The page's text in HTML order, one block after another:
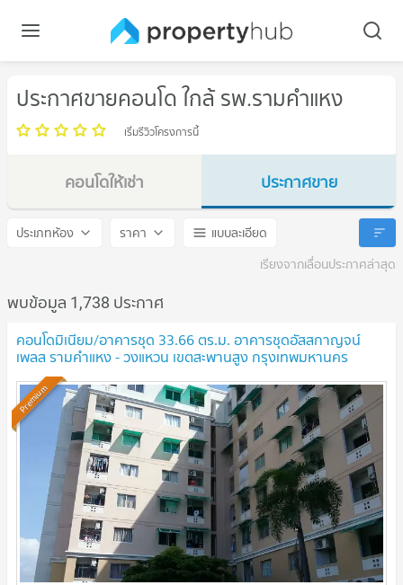
ประกาศขายคอนโด ใกล้ รพ.รามคำแหง
เริ่มรีวิวโครงการนี้
คอนโดให้เช่า
รพ.รามคำแหง
ประกาศขาย
ประเภทห้อง ราคา
แบบละเอียด
เรียงจากเลื่อนประกาศล่าสุด
พบข้อมูล 1,738 ประกาศ
คอนโดมิเนียม/อาคารชุด 33.66 ตร.ม. อาคารชุดอัสสกาญจน์
เพลส รามคำแหง - วงแหวน เขตสะพานสูง กรุงเทพมหานคร
1.1M UPDATE !
Premium